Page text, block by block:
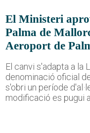
El Ministeri
Palma de
Aeroport de
El canvi s'adapta a la
denominació oficial
s'obri un període
modificació es pugui